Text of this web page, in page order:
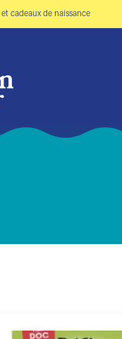
cadeaux de naissance